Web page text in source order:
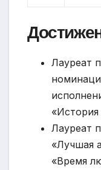
Лауреат
«История
Лауреат
«Лучшая
«Время